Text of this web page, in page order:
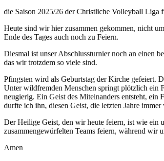
die Saison 2025/26 der Christliche Volleyball Liga
Heute sind wir hier zusammen gekommen, nicht
Ende des Tages auch noch zu Feiern.
Diesmal ist unser Abschlussturnier noch an einen
das wir trotzdem so viele sind.
Pfingsten wird als Geburtstag der Kirche gefeiert.
Unter wildfremden Menschen springt plötzlich ein
neugierig. Ein Geist des Miteinanders entsteht, ein
durfte ich ihn, diesen Geist, die letzten Jahre
Der Heilige Geist, den wir heute feiern, ist wie ein
zusammengewürfelten Teams feiern, während wir
Amen